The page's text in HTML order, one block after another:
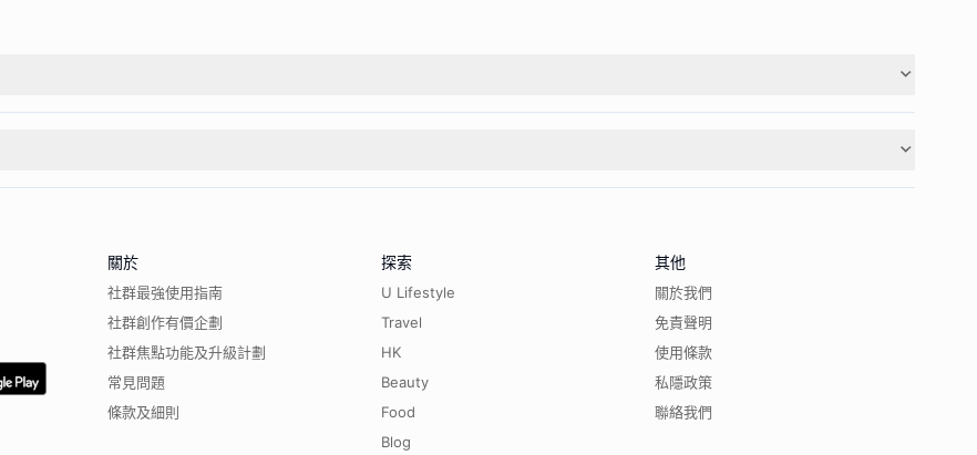
關於
社群最強使用指南
社群創作有價企劃
社群焦點功能及升級計劃
常見問題
條款及細則
探索
U Lifestyle
Travel
HK
Beauty
Food
Blog
其他
關於我們
免責聲明
使用條款
私隱政策
聯絡我們